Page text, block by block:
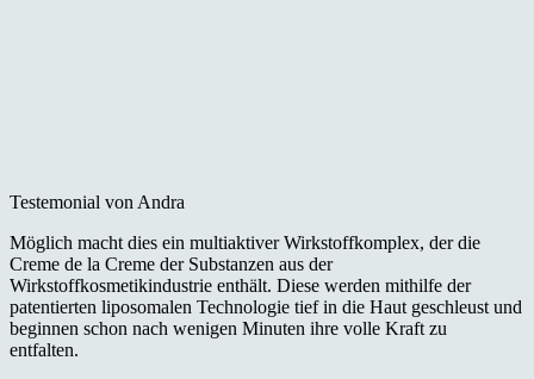
Testemonial von Andra
Möglich macht dies ein multiaktiver Wirkstoffkomplex, der die
Creme de la Creme der Substanzen aus der
Wirkstoffkosmetikindustrie enthält. Diese werden mithilfe der
patentierten liposomalen Technologie tief in die Haut geschleust und
beginnen schon nach wenigen Minuten ihre volle Kraft zu
entfalten.